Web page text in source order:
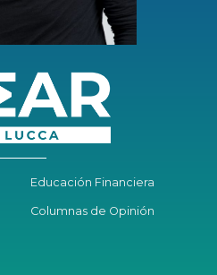
Educación Financiera
Columnas de Opinión